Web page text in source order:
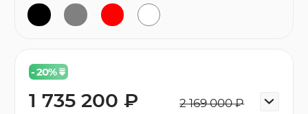
- 20%
2 169 000 ₽
1 735 200 ₽